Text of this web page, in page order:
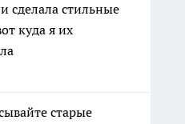
сделала стильные
куда я их
старые